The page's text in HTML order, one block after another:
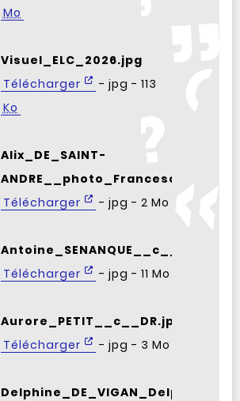
Mo
Visuel_ELC_2026.jpg
Télécharger
- jpg - 113
Ko
Alix_DE_SAINT-
Télécharger
- jpg - 2 Mo
Télécharger
- jpg - 11 Mo
Aurore_PETIT__c__DR.jpg
Télécharger
- jpg - 3 Mo